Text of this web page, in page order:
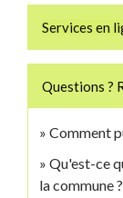
Services en
Questions ?
Comment
Qu'est-ce
la commune ?